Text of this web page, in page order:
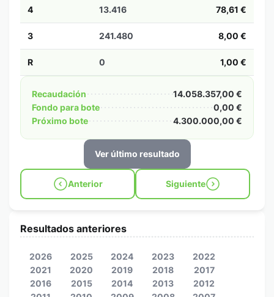
4 13.416 78,61 €
3 241.480 8,00 €
R 0 1,00 €
Recaudación
14.058.357,00 €
Fondo para bote
0,00 €
Próximo bote
4.300.000,00 €
Ver último resultado
Anterior Siguiente
Resultados anteriores
2026 2025 2024 2023
2022
2021
2020 2019 2018
2017
2016
2015 2014 2013
2012